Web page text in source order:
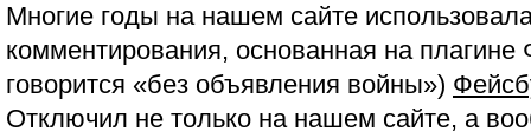
Многие годы на нашем сайте
комментирования, основанная на
говорится «без объявления войны»)
Отключил не только на нашем сайте, а